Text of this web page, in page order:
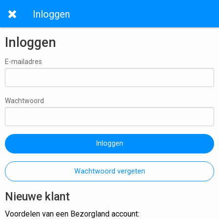
Inloggen
Inloggen
E-mailadres
Wachtwoord
Inloggen
Wachtwoord vergeten
Nieuwe klant
Voordelen van een Bezorgland account: